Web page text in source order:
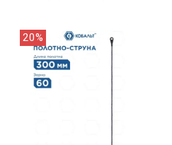
20%